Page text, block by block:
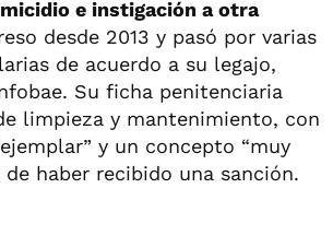
e instigación a otra
desde 2013 y pasó por varias
de acuerdo a su legajo,
Su ficha penitenciaria
limpieza y mantenimiento, con
y un concepto “muy
de haber recibido una sanción.